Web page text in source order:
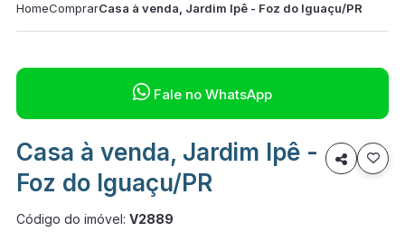
HomeComprarCasa à venda, Jardim Ipê - Foz do Iguaçu/PR
 Fale no WhatsApp
Casa à venda, Jardim Ipê -
Foz do Iguaçu/PR

Código do imóvel: V2889